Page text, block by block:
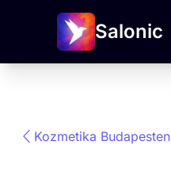
Salonic
Kozmetika Budapesten